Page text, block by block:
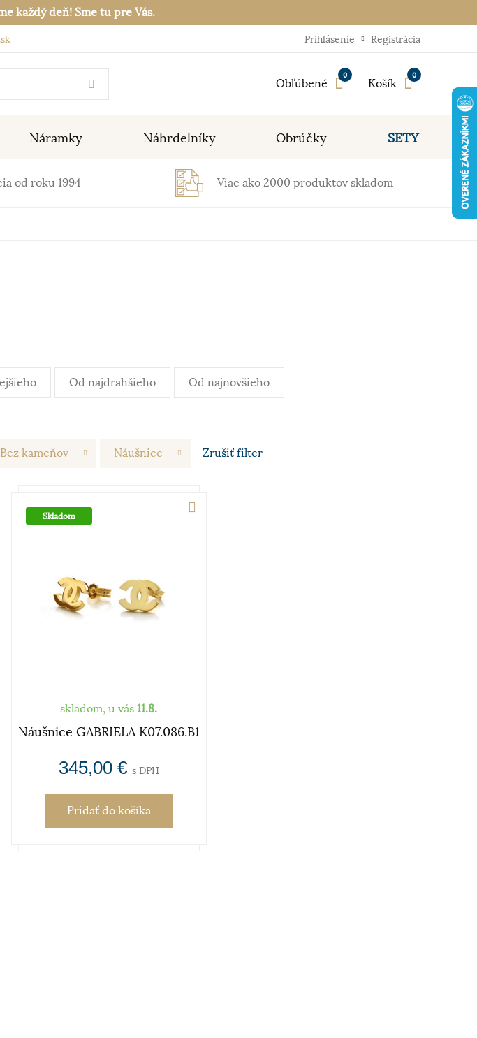
každý deň! Sme tu pre Vás.
Prihlásenie Registrácia
Obľúbené
0
Košík
0
Náramky Náhrdelníky Obrúčky SETY
od roku 1994 Viac ako 2000 produktov skladom
Od najdrahšieho Od najnovšieho
Bez kameňov Náušnice Zrušiť filter
Skladom
skladom, u vás11.8.
Náušnice GABRIELA K07.086.B1
345,00 € s DPH
Pridaťdo košíka